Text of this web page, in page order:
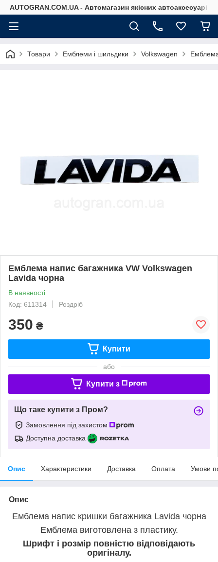
AUTOGRAN.COM.UA - Автомагазин якісних автоаксесуарів
Товари Емблеми і шильдики Volkswagen
Емблема напис багажника VW Volkswagen
Lavida чорна
В наявності
Код: 611314
Роздріб
350 ₴
Купити
або
Купити з
Що таке купити з Пром?
Замовлення під захистом
Доступна доставка
Опис Характеристики Доставка Оплата Умови
Опис
Емблема напис кришки багажника Lavida чорна
Емблема виготовлена з пластику.
Шрифт і розмір повністю відповідають
оригіналу.